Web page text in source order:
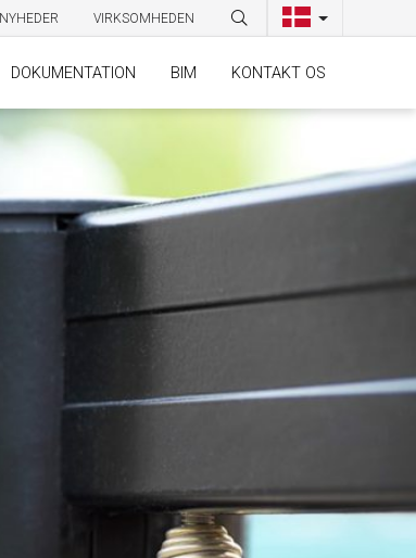
NYHEDER VIRKSOMHEDEN
DOKUMENTATION BIM KONTAKT OS